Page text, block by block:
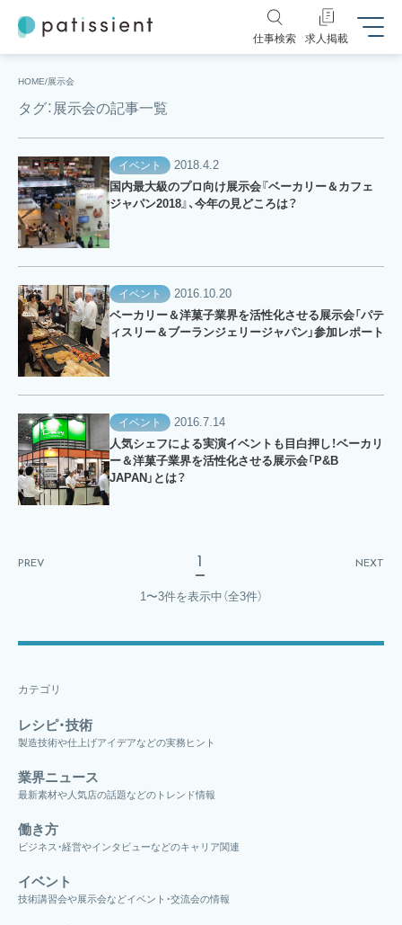
仕事検索 求人掲載
HOME 展示会
タグ：展示会の記事一覧
イベント
2018.4.2
国内最大級のプロ向け展示会『ベーカリー＆カフェ
ジャパン2018』、今年の見どころは？
イベント
2016.10.20
ベーカリー＆洋菓子業界を活性化させる展示会「パテ
ィスリー＆ブーランジェリージャパン」参加レポート
イベント
2016.7.14
人気シェフによる実演イベントも目白押し！ベーカリ
ー＆洋菓子業界を活性化させる展示会「P&B
JAPAN」とは？
PREV 1 NEXT
1〜3件を表示中 （全3件）
カテゴリ
レシピ・技術
製造技術や仕上げアイデアなどの実務ヒント
業界ニュース
最新素材や人気店の話題などのトレンド情報
働き方
ビジネス・経営やインタビューなどのキャリア関連
イベント
技術講習会や展示会などイベント・交流会の情報